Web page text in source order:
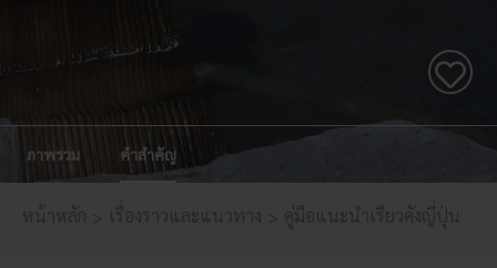
ภาพรวม คำสำคัญ